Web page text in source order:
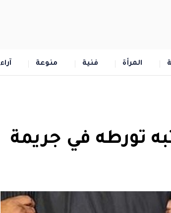
المرأة فنية منوعة آراء
تورطه في جريمة